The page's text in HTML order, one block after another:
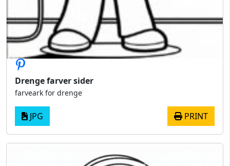
Drenge farver sider
farveark for drenge
JPG PRINT